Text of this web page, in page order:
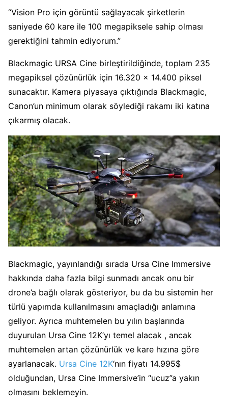
“Vision Pro için görüntü sağlayacak şirketlerin
saniyede 60 kare ile 100 megapiksele sahip olması
gerektiğini tahmin ediyorum.”
Blackmagic URSA Cine birleştirildiğinde, toplam 235
megapiksel çözünürlük için 16.320 x 14.400 piksel
sunacaktır. Kamera piyasaya çıktığında Blackmagic,
Canon’un minimum olarak söylediği rakamı iki katına
çıkarmış olacak.
Blackmagic, yayınlandığı sırada Ursa Cine Immersive
hakkında daha fazla bilgi sunmadı ancak onu bir
drone’a bağlı olarak gösteriyor, bu da bu sistemin her
türlü yapımda kullanılmasını amaçladığı anlamına
geliyor. Ayrıca muhtemelen bu yılın başlarında
duyurulan Ursa Cine 12K’yı temel alacak , ancak
muhtemelen artan çözünürlük ve kare hızına göre
ayarlanacak. Ursa Cine 12K‘nın fiyatı 14.995$
olduğundan, Ursa Cine Immersive’in “ucuz”a yakın
olmasını beklemeyin.